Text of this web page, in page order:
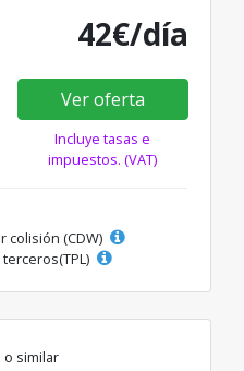
42€/día
Ver oferta
Incluye tasas e
impuestos. (VAT)
colisión (CDW)
o similar